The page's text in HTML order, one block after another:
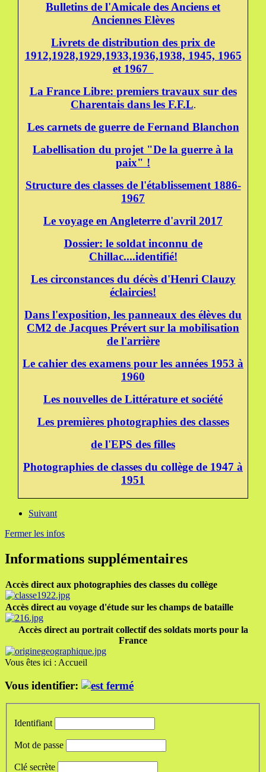
Bulletins de l'Amicale des Anciens et
Anciennes Elèves
Livrets de distribution des prix de
1912,1928,1929,1933,1936,1938, 1945, 1965
et 1967
La France Libre: premiers travaux sur des
Charentais dans les F.F.L.
Les carnets de guerre de Fernand Blanchon
Labellisation du projet "De la guerre à la
paix" !
Structure des classes de l'établissement 1886-
1967
Le voyage en Angleterre d'avril 2017
Dossier: le soldat inconnu de
Chillac....identifié!
Les circonstances du décès d'Henri Clauzy
éclaircies!
Dans l'exposition, les panneaux des élèves du
CM2 de Jacques Prévert sur la mobilisation
de l'arrière
Le cahier des examens pour les années 1953 à
1960
Les nouvelles de Littérature et société
Les premières photographies des classes
de l'EPS des filles
Photographies de classes du collège de 1947 à
1951
Suivant
Fermer les infos
Informations supplémentaires
Accès direct aux photographies des classes du collège
Accès direct au voyage d'étude sur les champs de bataille
Accès direct au portrait collectif des soldats morts pour la
France
Vous êtes ici : Accueil
Vous identifier:
Identifiant
Mot de passe
Clé secrète